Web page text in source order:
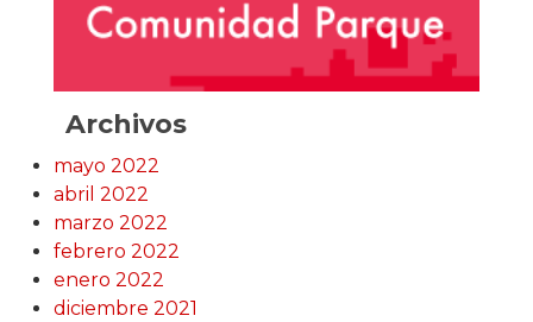
Archivos
mayo 2022
abril 2022
marzo 2022
febrero 2022
enero 2022
diciembre 2021